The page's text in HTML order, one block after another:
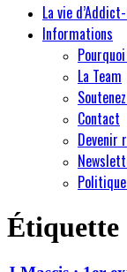
La vie
Informations
La Team
Contact
Devenir
Étiquette